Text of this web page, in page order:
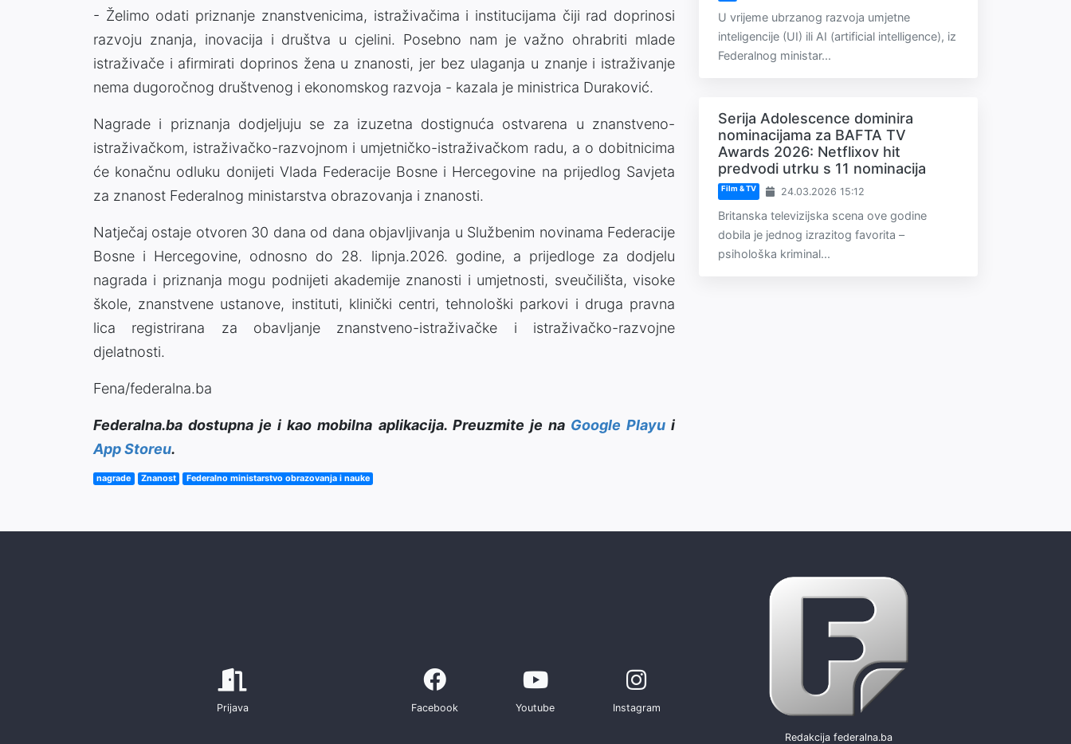
- Želimo odati priznanje znanstvenicima, istraživačima i institucijama čiji rad doprinosi
razvoju znanja, inovacija i društva u cjelini. Posebno nam je važno ohrabriti mlade
istraživače i afirmirati doprinos žena u znanosti, jer bez ulaganja u znanje i istraživanje
nema dugoročnog društvenog i ekonomskog razvoja - kazala je ministrica Duraković.
Nagrade i priznanja dodjeljuju se za izuzetna dostignuća ostvarena u znanstveno-
istraživačkom, istraživačko-razvojnom i umjetničko-istraživačkom radu, a o dobitnicima
će konačnu odluku donijeti Vlada Federacije Bosne i Hercegovine na prijedlog Savjeta
za znanost Federalnog ministarstva obrazovanja i znanosti.
Natječaj ostaje otvoren 30 dana od dana objavljivanja u Službenim novinama Federacije
Bosne i Hercegovine, odnosno do 28. lipnja.2026. godine, a prijedloge za dodjelu
nagrada i priznanja mogu podnijeti akademije znanosti i umjetnosti, sveučilišta, visoke
škole, znanstvene ustanove, instituti, klinički centri, tehnološki parkovi i druga pravna
lica registrirana za obavljanje znanstveno-istraživačke i istraživačko-razvojne
djelatnosti.
Fena/federalna.ba
Federalna.ba dostupna je i kao mobilna aplikacija. Preuzmite je na Google Playui
App Storeu.
nagrade Znanost Federalno ministarstvo obrazovanja i nauke
U vrijeme ubrzanog razvoja umjetne
inteligencije (UI) ili AI (artificial intelligence), iz
Federalnog ministar...
Serija Adolescence dominira
nominacijama za BAFTA TV
Awards 2026: Netflixov hit
predvodi utrku s 11 nominacija
Film & TV 24.03.2026 15:12
Britanska televizijska scena ove godine
dobila je jednog izrazitog favorita –
psihološka kriminal...
Prijava Facebook Youtube Instagram
Redakcija federalna.ba